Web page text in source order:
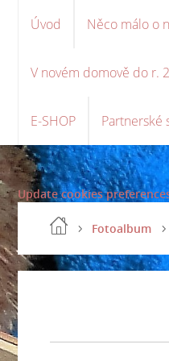
Úvod Něco málo o
V novém domově do r.
E-SHOP Partnerské
Update cookies
Fotoalbum